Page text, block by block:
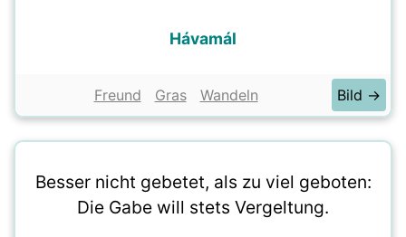
Hávamál
Freund Gras Wandeln Bild →
Besser nicht gebetet, als zu viel geboten:
Die Gabe will stets Vergeltung.